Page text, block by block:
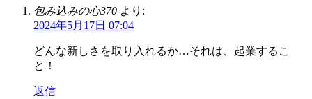
包み込みの心370 より:
2024年5月17日 07:04
どんな新しさを取り入れるか…それは、起業するこ
と！
返信